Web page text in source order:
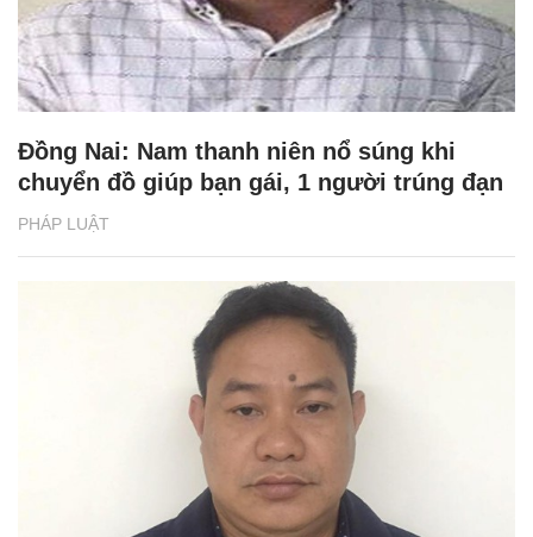
PHÁP LUẬT
Đồng Nai: Nam thanh niên nổ súng khi
chuyển đồ giúp bạn gái, 1 người trúng đạn